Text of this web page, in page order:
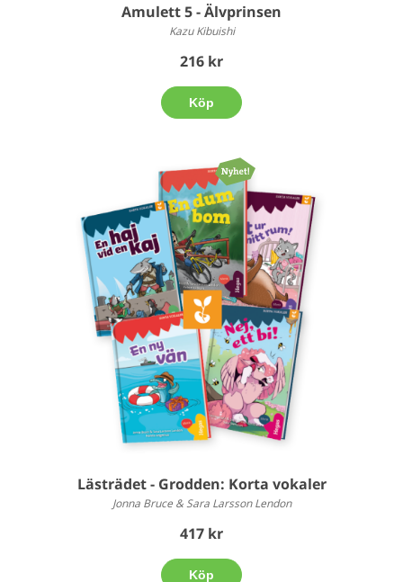
Amulett 5 - Älvprinsen
Kazu Kibuishi
216 kr
Köp
Lästrädet - Grodden: Korta vokaler
Jonna Bruce & Sara Larsson Lendon
417 kr
Köp